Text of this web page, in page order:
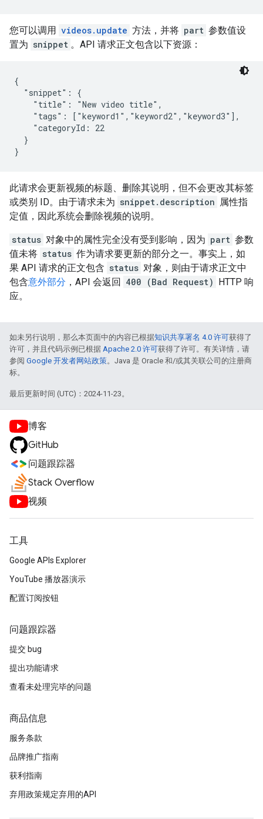
您可以调用 videos.update 方法，并将 part 参数值设
置为 snippet 。API 请求正文包含以下资源：
{
  "snippet": {
    "title": "New video title",
    "tags": ["keyword1","keyword2","keyword3"],
    "categoryId: 22
  }
}
此请求会更新视频的标题、删除其说明，但不会更改其标签
或类别 ID。由于请求未为 snippet.description 属性指
定值，因此系统会删除视频的说明。
status 对象中的属性完全没有受到影响，因为 part 参数
值未将 status 作为请求要更新的部分之一。事实上，如
果 API 请求的正文包含 status 对象，则由于请求正文中
包含意外部分 ，API 会返回 400 (Bad Request) HTTP 响
应。
如未另行说明，那么本页面中的内容已根据知识共享署名 4.0 许可获得了
许可，并且代码示例已根据 Apache 2.0 许可获得了许可。有关详情，请
参阅 Google 开发者网站政策。Java 是 Oracle 和/或其关联公司的注册商
标。
最后更新时间 (UTC)：2024-11-23。
博客
GitHub
问题跟踪器
Stack Overflow
视频
工具
Google APIs Explorer
YouTube 播放器演示
配置订阅按钮
问题跟踪器
提交 bug
提出功能请求
查看未处理完毕的问题
商品信息
服务条款
品牌推广指南
获利指南
弃用政策规定弃用的API